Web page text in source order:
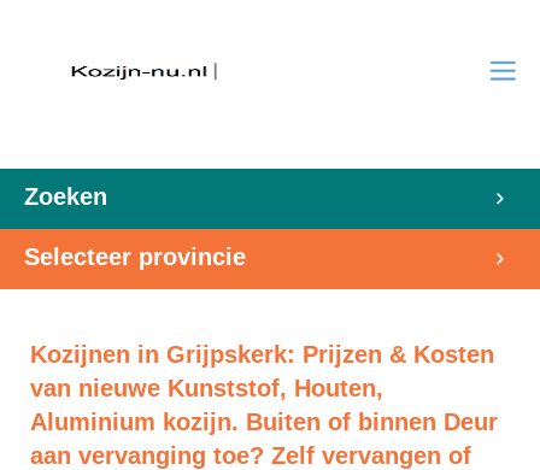
Zoeken
Selecteer provincie
Kozijnen in Grijpskerk: Prijzen & Kosten
van nieuwe Kunststof, Houten,
Aluminium kozijn. Buiten of binnen Deur
aan vervanging toe? Zelf vervangen of